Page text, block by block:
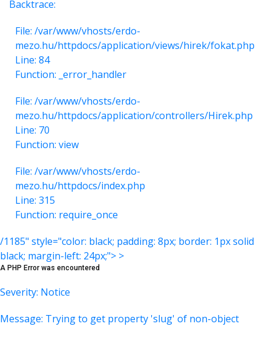
Backtrace:
File: /var/www/vhosts/erdo-
mezo.hu/httpdocs/application/views/hirek/fokat.php
Line: 84
Function: _error_handler
File: /var/www/vhosts/erdo-
mezo.hu/httpdocs/application/controllers/Hirek.php
Line: 70
Function: view
File: /var/www/vhosts/erdo-
mezo.hu/httpdocs/index.php
Line: 315
Function: require_once
/1185" style="color: black; padding: 8px; border: 1px solid
black; margin-left: 24px;"> >
A PHP Error was encountered
Severity: Notice
Message: Trying to get property 'slug' of non-object